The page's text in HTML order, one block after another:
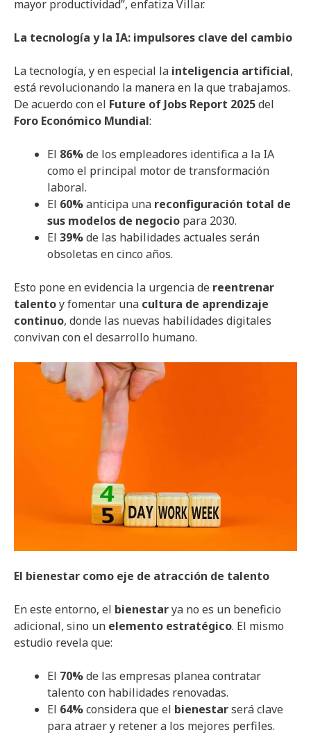
mayor productividad”, enfatiza Villar.
La tecnología y la IA: impulsores clave del cambio
La tecnología, y en especial la inteligencia artificial,
está revolucionando la manera en la que trabajamos.
De acuerdo con el Future of Jobs Report 2025del
Foro Económico Mundial:
El 86%de los empleadores identifica a la IA
como el principal motor de transformación
laboral.
El 60%anticipa una reconfiguración total de
sus modelos de negocio para 2030.
El 39%de las habilidades actuales serán
obsoletas en cinco años.
Esto pone en evidencia la urgencia de reentrenar
talentoy fomentar una cultura de aprendizaje
continuo, donde las nuevas habilidades digitales
convivan con el desarrollo humano.
El bienestar como eje de atracción de talento
En este entorno, el bienestarya no es un beneficio
adicional, sino un elemento estratégico. El mismo
estudio revela que:
El 70%de las empresas planea contratar
talento con habilidades renovadas.
El 64%considera que el bienestarserá clave
para atraer y retener a los mejores perfiles.